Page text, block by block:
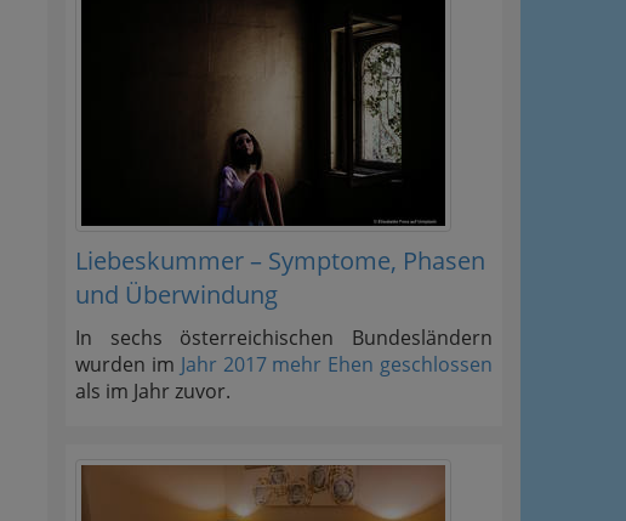
Liebeskummer – Symptome, Phasen
und Überwindung
In sechs österreichischen Bundesländern
wurden im Jahr 2017 mehr Ehen geschlossen
als im Jahr zuvor.